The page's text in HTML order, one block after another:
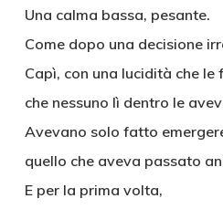
Una calma bassa, pesante.
Come dopo una decisione
Capì, con una lucidità che le
che nessuno lì dentro le
Avevano solo fatto
quello che aveva passato
E per la prima volta,